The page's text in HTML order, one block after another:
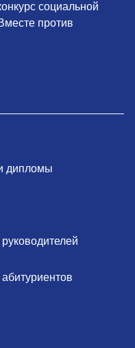
социальной
против
дипломы